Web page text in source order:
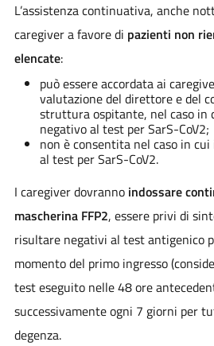
L’assistenza continuativa, anche
caregiver a favore di pazienti non
elencate:
può essere accordata ai
valutazione del direttore e del
struttura ospitante, nel caso in
negativo al test per SarS-CoV2;
non è consentita nel caso in
al test per SarS-CoV2.
I caregiver dovranno indossare
mascherina FFP2, essere privi di
risultare negativi al test antigenico
momento del primo ingresso
test eseguito nelle 48 ore
successivamente ogni 7 giorni per
degenza.